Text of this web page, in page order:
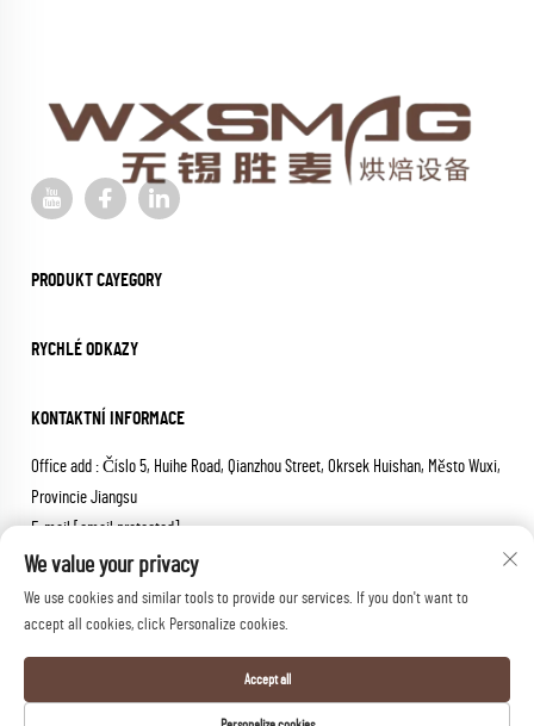
PRODUKT CAYEGORY
RYCHLÉ ODKAZY
KONTAKTNÍ INFORMACE
Office add : Číslo 5, Huihe Road, Qianzhou Street, Okrsek Huishan, Město Wuxi,
Provincie Jiangsu
E-mail:[email protected]
Telepon:+86-18652826331
Copyright © 2026 wuxi sheng mai machinery co.,ltd. Všechna práva
We value your privacy
We use cookies and similar tools to provide our services. If you don't want to
accept all cookies, click Personalize cookies.
Accept all